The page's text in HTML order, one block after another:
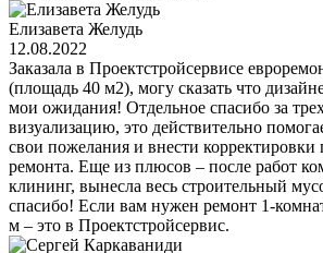
Елизавета Желудь
12.08.2022
Заказала в Проектстройсервисе
(площадь 40 м2), могу сказать что
мои ожидания! Отдельное спасибо за
визуализацию, это действительно
свои пожелания и внести корректировки
ремонта. Еще из плюсов – после работ
клининг, вынесла весь строительный
спасибо! Если вам нужен ремонт 1-
м – это в Проектстройсервис.